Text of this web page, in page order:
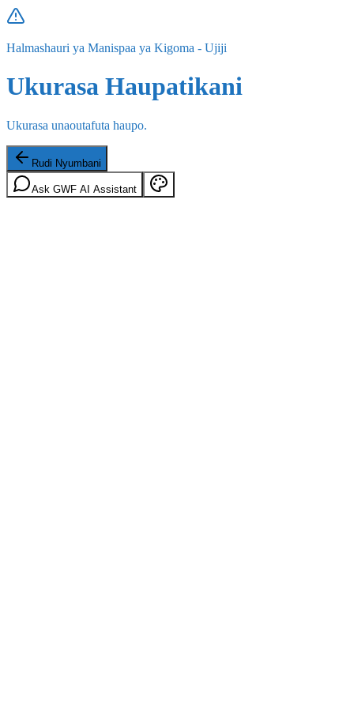
Halmashauri ya Manispaa ya Kigoma - Ujiji
Ukurasa Haupatikani
Ukurasa unaoutafuta haupo.
Rudi Nyumbani
Ask GWF AI Assistant